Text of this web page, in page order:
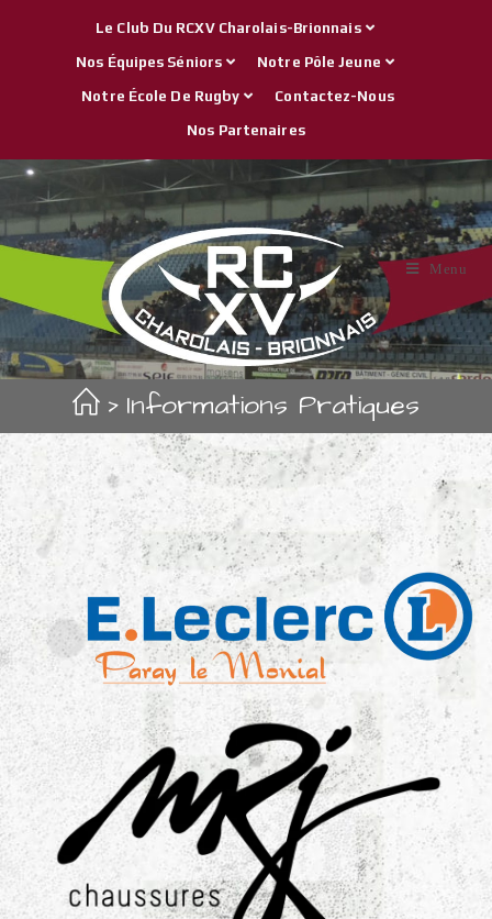
Le Club Du RCXV Charolais-Brionnais
Nos Équipes Séniors Notre Pôle Jeune
Notre École De Rugby Contactez-Nous
Nos Partenaires
Menu
> Informations Pratiques